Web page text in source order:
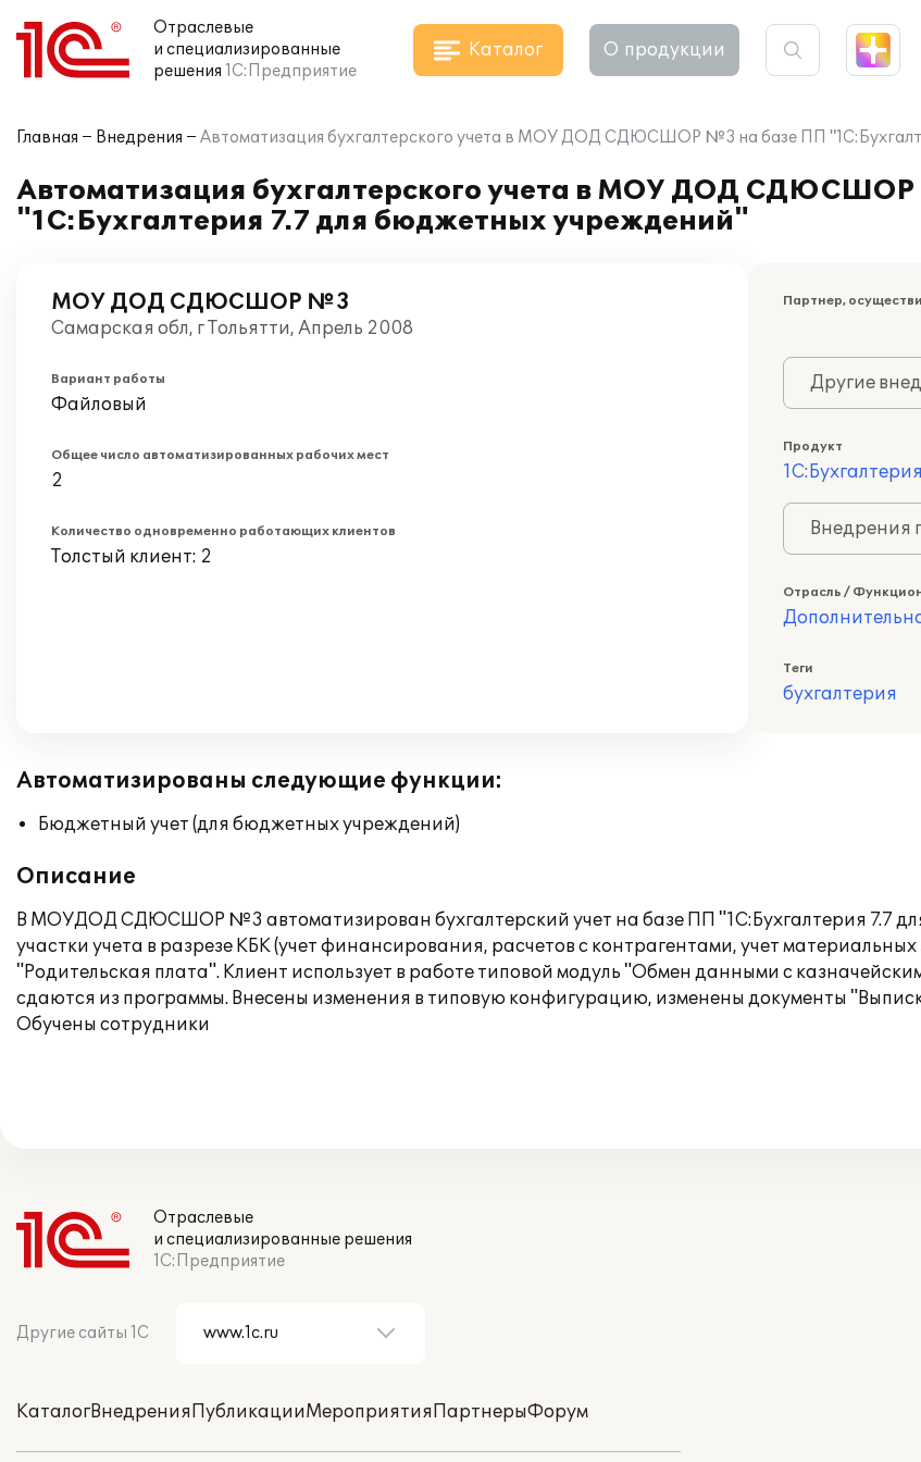
Отраслевые
и специализированные
решения 1С:Предприятие
Каталог О продукции
Главная Внедрения Автоматизация бухгалтерского учета в МОУ ДОД СДЮСШОР №3 на базе ПП
Автоматизация бухгалтерского учета в МОУ ДОД
"1С:Бухгалтерия 7.7 для бюджетных учреждений"
МОУ ДОД СДЮСШОР №3
Самарская обл, г Тольятти, Апрель 2008
Вариант работы
Файловый
Общее число автоматизированных рабочих мест
2
Количество одновременно работающих клиентов
Толстый клиент: 2
Партнер,
Другие
Продукт
Внедрения
Отрасль /
Теги
бухгалтерия
Автоматизированы следующие функции:
Бюджетный учет (для бюджетных учреждений)
Описание
В МОУДОД СДЮСШОР №3 автоматизирован бухгалтерский учет на базе ПП "1С:Бухгалтерия 7.7
участки учета в разрезе КБК (учет финансирования, расчетов с контрагентами, учет
"Родительская плата". Клиент использует в работе типовой модуль "Обмен данными с
сдаются из программы. Внесены изменения в типовую конфигурацию, изменены документы
Обучены сотрудники
Отраслевые
и специализированные решения
1С:Предприятие
Другие сайты 1С
КаталогВнедренияПубликацииМероприятияПартнерыФорум